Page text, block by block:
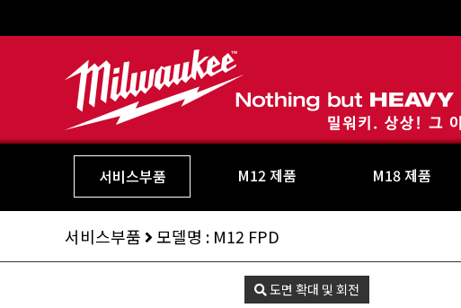
서비스부품 M12 제품 M18 제품
서비스부품 모델명 : M12 FPD
도면 확대 및 회전